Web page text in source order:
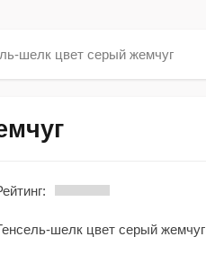
шелк цвет серый жемчуг
шелк цвет серый жемчуг